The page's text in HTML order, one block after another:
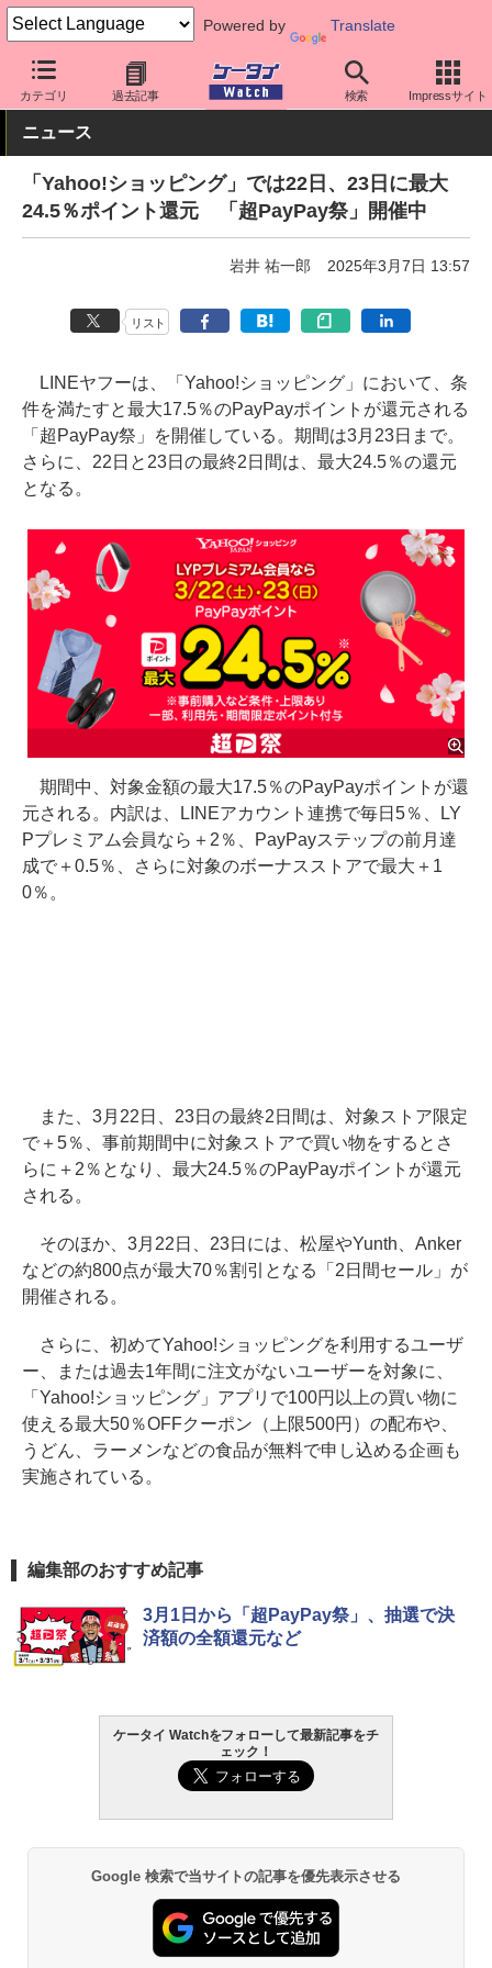
Powered by Translate
カテゴリ 過去記事 検索 Impressサイト
ケータイ Watch アプリ・サービス 決済/金融
ニュース
「Yahoo!ショッピング」では22日、23日に最大
24.5％ポイント還元 「超PayPay祭」開催中
岩井 祐一郎 2025年3月7日 13:57
リスト
LINEヤフーは、「Yahoo!ショッピング」において、条
件を満たすと最大17.5％のPayPayポイントが還元される
「超PayPay祭」を開催している。期間は3月23日まで。
さらに、22日と23日の最終2日間は、最大24.5％の還元
となる。
期間中、対象金額の最大17.5％のPayPayポイントが還
元される。内訳は、LINEアカウント連携で毎日5％、LY
Pプレミアム会員なら＋2％、PayPayステップの前月達
成で＋0.5％、さらに対象のボーナスストアで最大＋1
0％。
また、3月22日、23日の最終2日間は、対象ストア限定
で＋5％、事前期間中に対象ストアで買い物をするとさ
らに＋2％となり、最大24.5％のPayPayポイントが還元
される。
そのほか、3月22日、23日には、松屋やYunth、Anker
などの約800点が最大70％割引となる「2日間セール」が
開催される。
さらに、初めてYahoo!ショッピングを利用するユーザ
ー、または過去1年間に注文がないユーザーを対象に、
「Yahoo!ショッピング」アプリで100円以上の買い物に
使える最大50％OFFクーポン（上限500円）の配布や、
うどん、ラーメンなどの食品が無料で申し込める企画も
実施されている。
編集部のおすすめ記事
3月1日から「超PayPay祭」、抽選で決
済額の全額還元など
ケータイ Watchをフォローして最新記事をチ
ェック！
Google 検索で当サイトの記事を優先表示させる